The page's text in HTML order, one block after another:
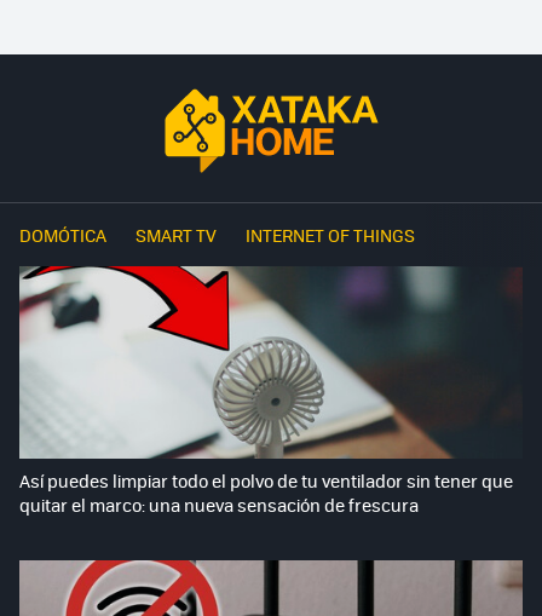
DOMÓTICA SMART TV INTERNET OF THINGS
Así puedes limpiar todo el polvo de tu ventilador sin tener que
quitar el marco: una nueva sensación de frescura